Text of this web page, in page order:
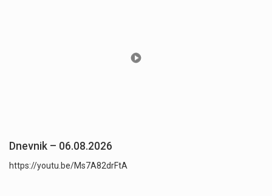
Dnevnik – 06.08.2026
https://youtu.be/Ms7A82drFtA